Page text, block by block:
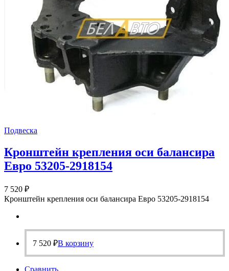
Подвеска
Кронштейн крепления оси балансира
Евро 53205-2918154
7 520 ₽
Кронштейн крепления оси балансира Евро 53205-2918154
7 520 ₽В корзину
Сравнить